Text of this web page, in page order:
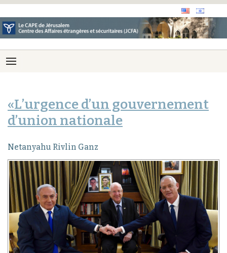
«L’urgence d’un gouvernement
d’union nationale
Netanyahu Rivlin Ganz